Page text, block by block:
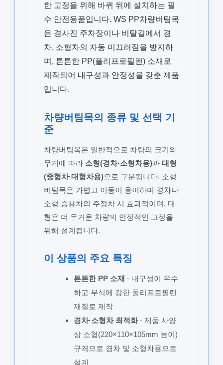
한 고정을 위해 바퀴 뒤에 설치하는 필
수 안전용품입니다. WS PP차량버팀목
은 경사진 주차장이나 비탈길에서 경
차, 소형차의 자동 미끄러짐을 방지하
며, 튼튼한 PP(폴리프로필렌) 소재로
제작되어 내구성과 안정성을 갖춘 제품
입니다.
차량버팀목의 종류 및 선택 기
준
차량버팀목은 일반적으로 차량의 크기와
무게에 따라 소형(경차·소형차용)과 대형
(중형차·대형차용)으로 구분됩니다. 소형
버팀목은 가볍고 이동이 용이하며 경차나
소형 승용차의 주정차 시 효과적이며, 대
형은 더 무거운 차량의 안정적인 고정을
위해 설계됩니다.
이 상품의 주요 특징
튼튼한 PP 소재 - 내구성이 우수
하고 부식에 강한 폴리프로필렌
재질로 제작
경차·소형차 최적화- 제품 사양
상 소형(220×110×105mm 높이)
규격으로 경차 및 소형차용으로
설계